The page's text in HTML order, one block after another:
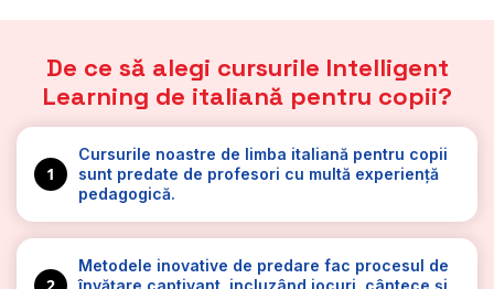
De ce să alegi cursurile Intelligent
Learning de italiană pentru copii?
1
Cursurile noastre de limba italiană pentru copii
sunt predate de profesori cu multă experiență
pedagogică.
Metodele inovative de predare fac procesul de
învățare captivant, incluzând jocuri, cântece și